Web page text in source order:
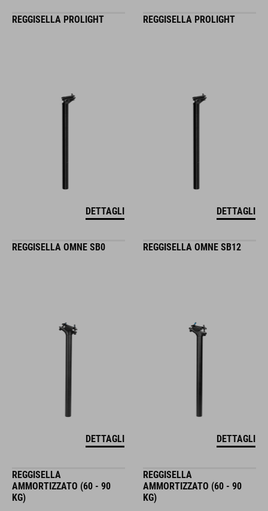
REGGISELLA PROLIGHT
DETTAGLI
REGGISELLA PROLIGHT
DETTAGLI
REGGISELLA OMNE SB0
DETTAGLI
REGGISELLA OMNE SB12
DETTAGLI
REGGISELLA
AMMORTIZZATO (60 - 90
KG)
REGGISELLA
AMMORTIZZATO (60 - 90
KG)